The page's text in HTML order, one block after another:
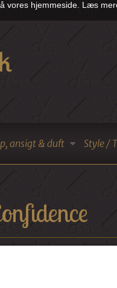
vores hjemmeside. Læs
ansigt & duft Style /